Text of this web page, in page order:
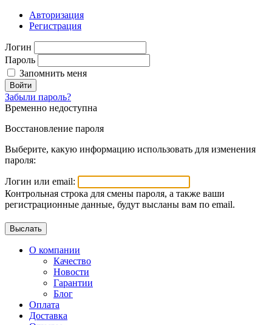
Авторизация
Регистрация
Логин
Пароль
Запомнить меня
Войти
Забыли пароль?
Временно недоступна
Восстановление пароля
Выберите, какую информацию использовать для изменения
пароля:
Логин или email:
Контрольная строка для смены пароля, а также ваши
регистрационные данные, будут высланы вам по email.
О компании
Качество
Новости
Гарантии
Блог
Оплата
Доставка